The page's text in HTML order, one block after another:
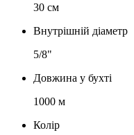
30 см
Внутрішній діаметр
5/8"
Довжина у бухті
1000 м
Колір